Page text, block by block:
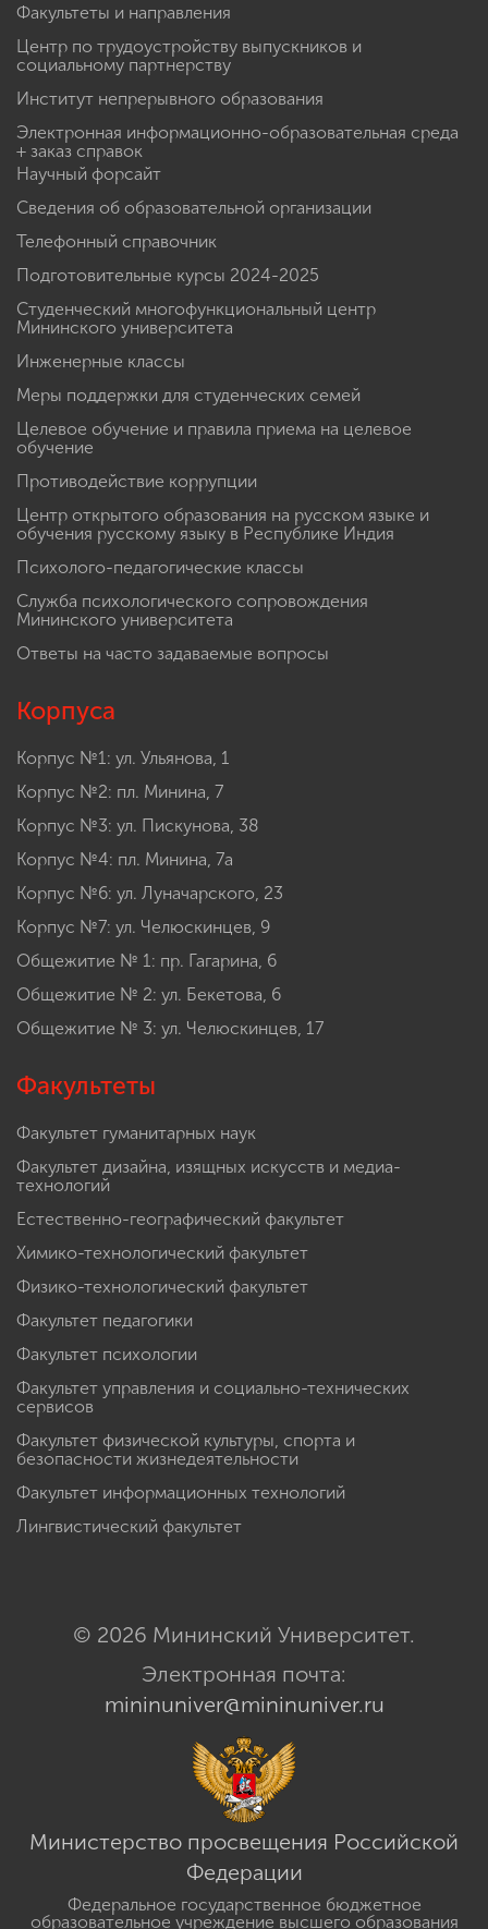
Факультеты и направления
Центр по трудоустройству выпускников и
социальному партнерству
Институт непрерывного образования
Электронная информационно-образовательная среда
+ заказ справок
Научный форсайт
Сведения об образовательной организации
Телефонный справочник
Подготовительные курсы 2024-2025
Студенческий многофункциональный центр
Мининского университета
Инженерные классы
Меры поддержки для студенческих семей
Целевое обучение и правила приема на целевое
обучение
Противодействие коррупции
Центр открытого образования на русском языке и
обучения русскому языку в Республике Индия
Психолого-педагогические классы
Служба психологического сопровождения
Мининского университета
Ответы на часто задаваемые вопросы
Корпуса
Корпус №1: ул. Ульянова, 1
Корпус №2: пл. Минина, 7
Корпус №3: ул. Пискунова, 38
Корпус №4: пл. Минина, 7а
Корпус №6: ул. Луначарского, 23
Корпус №7: ул. Челюскинцев, 9
Общежитие № 1: пр. Гагарина, 6
Общежитие № 2: ул. Бекетова, 6
Общежитие № 3: ул. Челюскинцев, 17
Факультеты
Факультет гуманитарных наук
Факультет дизайна, изящных искусств и медиа-
технологий
Естественно-географический факультет
Химико-технологический факультет
Физико-технологический факультет
Факультет педагогики
Факультет психологии
Факультет управления и социально-технических
сервисов
Факультет физической культуры, спорта и
безопасности жизнедеятельности
Факультет информационных технологий
Лингвистический факультет
© 2026 Мининский Университет.
Электронная почта:
mininuniver@mininuniver.ru
Министерство просвещения Российской
Федерации
Федеральное государственное бюджетное
образовательное учреждение высшего образования